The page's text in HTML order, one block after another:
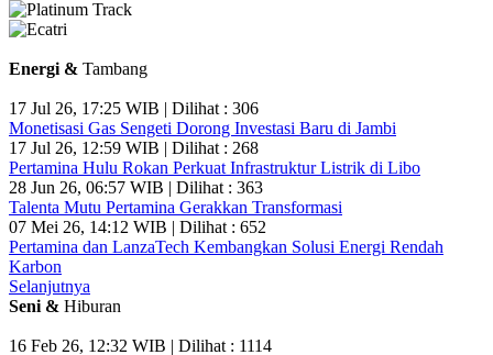
Energi & Tambang
17 Jul 26, 17:25 WIB | Dilihat : 306
Monetisasi Gas Sengeti Dorong Investasi Baru di Jambi
17 Jul 26, 12:59 WIB | Dilihat : 268
Pertamina Hulu Rokan Perkuat Infrastruktur Listrik di Libo
28 Jun 26, 06:57 WIB | Dilihat : 363
Talenta Mutu Pertamina Gerakkan Transformasi
07 Mei 26, 14:12 WIB | Dilihat : 652
Pertamina dan LanzaTech Kembangkan Solusi Energi Rendah
Karbon
Selanjutnya
Seni & Hiburan
16 Feb 26, 12:32 WIB | Dilihat : 1114